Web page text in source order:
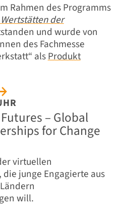
Rahmen des Programms
der
und wurde von
des Fachmesse
alsProdukt
– Global
for Change
virtuellen
die junge Engagierte aus
will.